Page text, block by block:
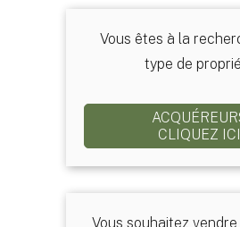
Vous êtes à la
type de
CLIQUEZ ICI
Vous souhaitez